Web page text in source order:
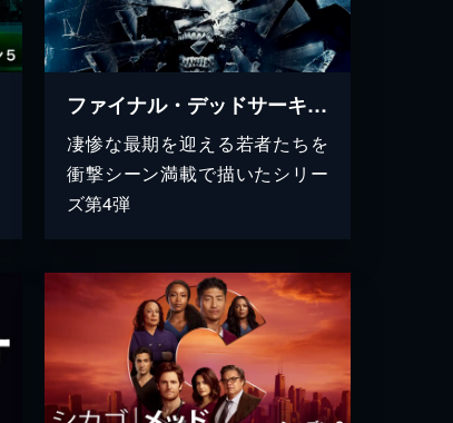
ファイナル・デッドサーキット
凄惨な最期を迎える若者たちを
衝撃シーン満載で描いたシリー
ズ第4弾